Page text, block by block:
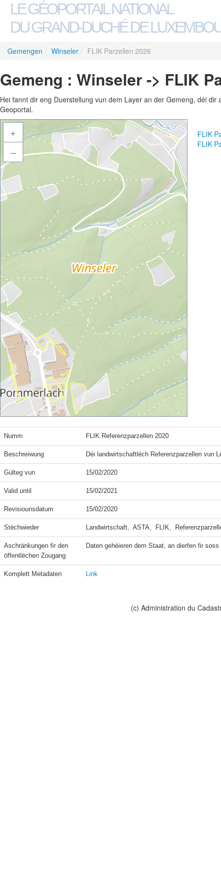
LE GÉOPORTAIL NATIONAL
DU GRAND-DUCHÉ DE
Gemengen / Winseler / FLIK Parzellen 2026
Gemeng : Winseler -> FLIK
Hei fannt dir eng Duerstellung vun dem Layer an der Gemeng, déi
Geoportal.
+
–
FLIK
FLIK
Numm FLIK Referenzparzellen 2020
Beschreiwung Déi landwirtschaftlëch Referenzparzellen vun
Gülteg vun 15/02/2020
Valid until 15/02/2021
Revisiounsdatum 15/02/2020
Stëchwieder Landwirtschaft,  ASTA,  FLIK,
Aschränkungen fir den
öffentlëchen Zougang
Daten gehéieren dem Staat, an dierfen fir
Komplett Metadaten Link
(c) Administration du